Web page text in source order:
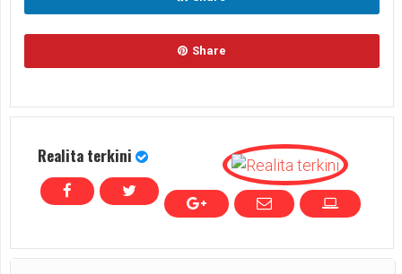
Share
Realita terkini